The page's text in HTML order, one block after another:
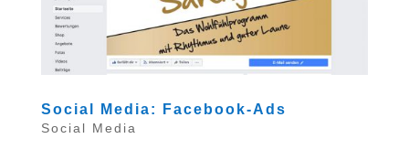
Social Media: Facebook-Ads
Social Media